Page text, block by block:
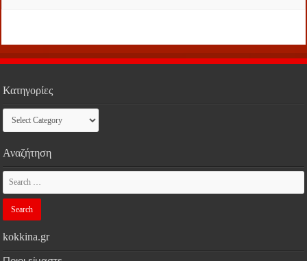
Κατηγορίες
Κατηγορίες
Αναζήτηση
kokkina.gr